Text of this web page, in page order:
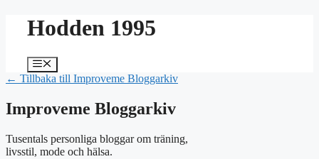
HoppaHodden 1995
Meny
← Tillbaka till Improveme Bloggarkiv
Improveme Bloggarkiv
Tusentals personliga bloggar om träning,
livsstil, mode och hälsa.